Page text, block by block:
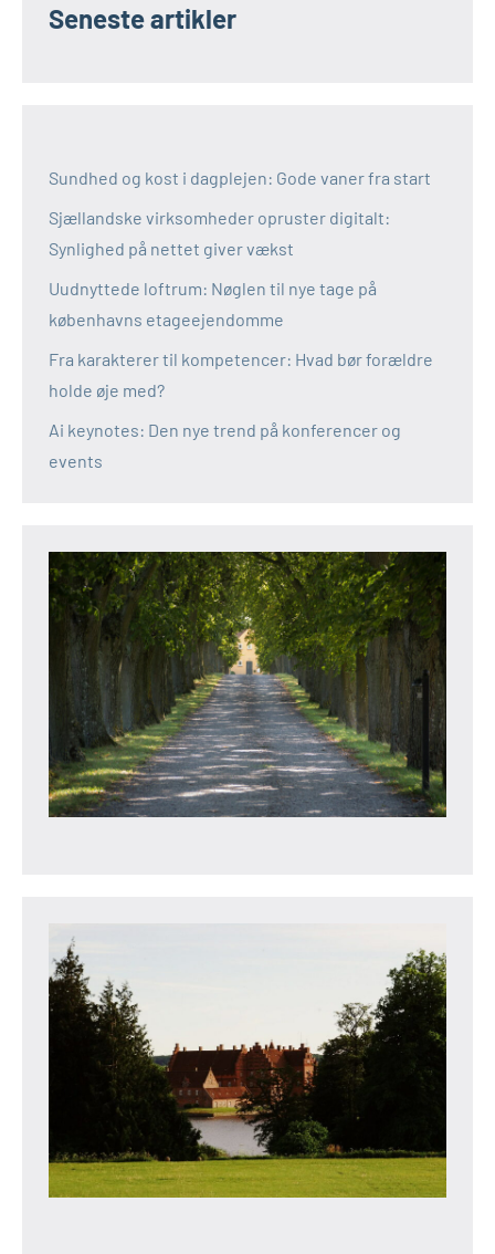
Seneste artikler
Sundhed og kost i dagplejen: Gode vaner fra start
Sjællandske virksomheder opruster digitalt:
Synlighed på nettet giver vækst
Uudnyttede loftrum: Nøglen til nye tage på
københavns etageejendomme
Fra karakterer til kompetencer: Hvad bør forældre
holde øje med?
Ai keynotes: Den nye trend på konferencer og
events